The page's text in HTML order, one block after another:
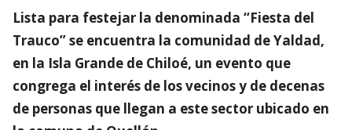
Lista para festejar la denominada “Fiesta del
Trauco” se encuentra la comunidad de Yaldad,
en la Isla Grande de Chiloé, un evento que
congrega el interés de los vecinos y de decenas
de personas que llegan a este sector ubicado en